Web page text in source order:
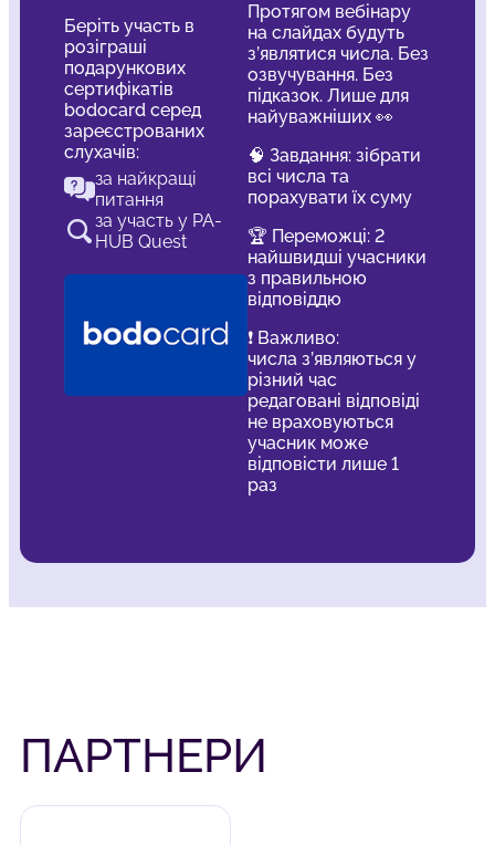
Беріть участь в
розіграші
подарункових
сертифікатів
bodocard серед
зареєстрованих
слухачів:
за найкращі
питання
за участь у PA-
HUB Quest
Протягом вебінару
на слайдах будуть
з’являтися числа. Без
озвучування. Без
підказок. Лише для
найуважніших 👀
🧠 Завдання: зібрати
всі числа та
порахувати їх суму
🏆 Переможці: 2
найшвидші учасники
з правильною
відповіддю
❗️ Важливо:
числа з’являються у
різний час
редаговані відповіді
не враховуються
учасник може
відповісти лише 1
раз
ПАРТНЕРИ